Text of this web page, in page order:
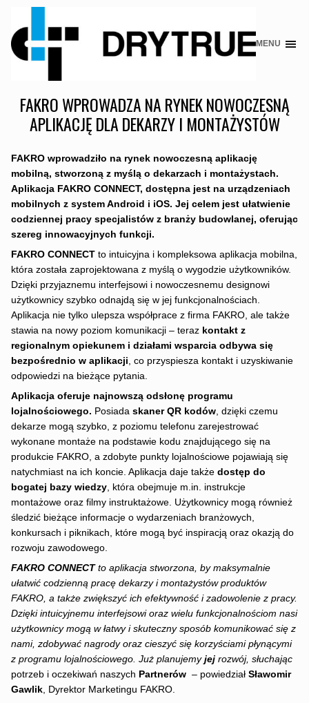
Skip
MENU
FAKRO WPROWADZA NA RYNEK NOWOCZESNĄ
APLIKACJĘ DLA DEKARZY I MONTAŻYSTÓW
FAKRO wprowadziło na rynek nowoczesną aplikację
mobilną, stworzoną z myślą o dekarzach i montażystach.
Aplikacja FAKRO CONNECT, dostępna jest na urządzeniach
mobilnych z system Android i iOS. Jej celem jest ułatwienie
codziennej pracy specjalistów z branży budowlanej, oferując
szereg innowacyjnych funkcji.
FAKRO CONNECTto intuicyjna i kompleksowa aplikacja mobilna,
która została zaprojektowana z myślą o wygodzie użytkowników.
Dzięki przyjaznemu interfejsowi i nowoczesnemu designowi
użytkownicy szybko odnajdą się w jej funkcjonalnościach.
Aplikacja nie tylko ulepsza współprace z firma FAKRO, ale także
stawia na nowy poziom komunikacji – teraz kontakt z
regionalnym opiekunem i działami wsparcia odbywa się
bezpośrednio w aplikacji , co przyspiesza kontakt i uzyskiwanie
odpowiedzi na bieżące pytania.
Aplikacja oferuje najnowszą odsłonę programu
lojalnościowego. Posiada skaner QR kodów, dzięki czemu
dekarze mogą szybko, z poziomu telefonu zarejestrować
wykonane montaże na podstawie kodu znajdującego się na
produkcie FAKRO, a zdobyte punkty lojalnościowe pojawiają się
natychmiast na ich koncie. Aplikacja daje także dostęp do
bogatej bazy wiedzy, która obejmuje m.in. instrukcje
montażowe oraz filmy instruktażowe. Użytkownicy mogą również
śledzić bieżące informacje o wydarzeniach branżowych,
konkursach i piknikach, które mogą być inspiracją oraz okazją do
rozwoju zawodowego.
FAKRO CONNECTto aplikacja stworzona, by maksymalnie
ułatwić codzienną pracę dekarzy i montażystów produktów
FAKRO, a także zwiększyć ich efektywność i zadowolenie z pracy.
Dzięki intuicyjnemu interfejsowi oraz wielu funkcjonalnościom nasi
użytkownicy mogą w łatwy i skuteczny sposób komunikować się z
nami, zdobywać nagrody oraz cieszyć się korzyściami płynącymi
z programu lojalnościowego. Już planujemy jejrozwój, słuchając
potrzeb i oczekiwań naszych Partnerów – powiedział Sławomir
Gawlik, Dyrektor Marketingu FAKRO.